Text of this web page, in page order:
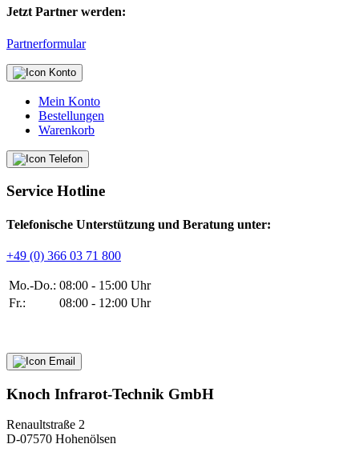
Jetzt Partner werden:
Partnerformular
Mein Konto
Bestellungen
Warenkorb
Service Hotline
Telefonische Unterstützung und Beratung unter:
+49 (0) 366 03 71 800
Mo.-Do.: 08:00 - 15:00 Uhr
Fr.:
08:00 - 12:00 Uhr
Knoch Infrarot-Technik GmbH
Renaultstraße 2
D-07570 Hohenölsen